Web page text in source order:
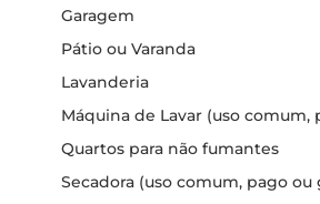
Garagem
Pátio ou Varanda
Lavanderia
Máquina de Lavar (uso comum,
Quartos para não fumantes
Secadora (uso comum, pago ou